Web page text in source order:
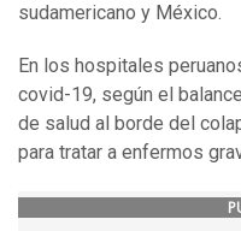
sudamericano y México.
En los hospitales
covid-19, según el
de salud al borde del
para tratar a enfermos